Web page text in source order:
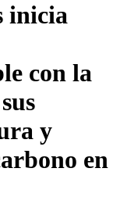
inicia
con la
y
en